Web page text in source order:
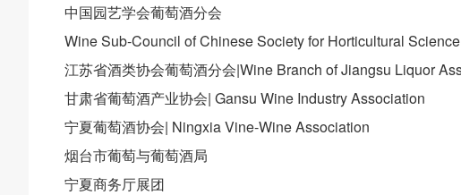
中国园艺学会葡萄酒分会
Wine Sub-Council of Chinese Society for Horticultural Science
江苏省酒类协会葡萄酒分会|Wine Branch of Jiangsu Liquor
甘肃省葡萄酒产业协会| Gansu Wine Industry Association
宁夏葡萄酒协会| Ningxia Vine-Wine Association
烟台市葡萄与葡萄酒局
宁夏商务厅展团